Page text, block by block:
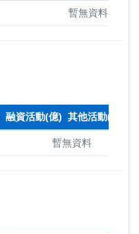
暫無資料
融資活動(億) 其他活動(億)
暫無資料